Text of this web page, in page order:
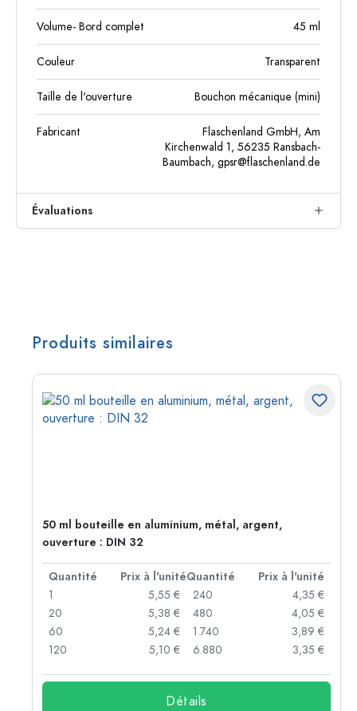
Volume- Bord complet 45 ml
Couleur Transparent
Taille de l'ouverture Bouchon mécanique (mini)
Fabricant
Flaschenland GmbH, Am
Kirchenwald 1, 56235 Ransbach-
Baumbach, gpsr@flaschenland.de
Évaluations
Produits similaires
50 ml bouteille en aluminium, métal, argent,
ouverture : DIN 32
Quantité Prix à l'unitéQuantité
Prix à l'unité
1
5,55 €
20
5,38 €
60
5,24 €
120
5,10 €
240
4,35 €
480
4,05 €
1.740
3,89 €
6.880
3,35 €
Détails